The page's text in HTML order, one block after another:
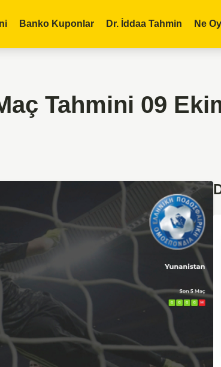
Banko Kuponlar Dr. İddaa Tahmin Ne
Tahmini 09